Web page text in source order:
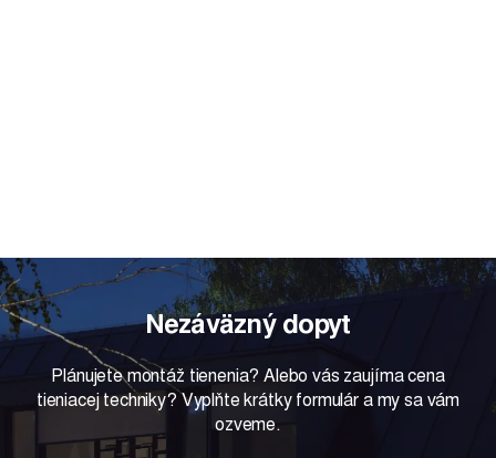
Nezáväzný dopyt
Plánujete montáž tienenia? Alebo vás zaujíma cena
tieniacej techniky? Vyplňte krátky formulár a my sa vám
ozveme.